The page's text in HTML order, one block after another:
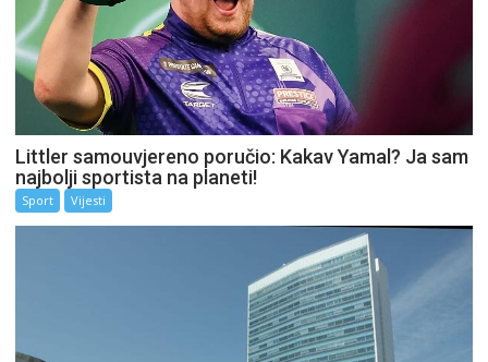
Littler samouvjereno poručio: Kakav Yamal? Ja sam
najbolji sportista na planeti!
Sport Vijesti